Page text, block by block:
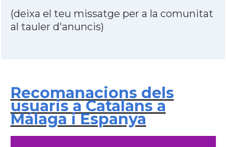
(deixa el teu missatge per a la comunitat
al tauler d'anuncis)
Recomanacions dels
usuaris a Catalans a
Málaga i Espanya